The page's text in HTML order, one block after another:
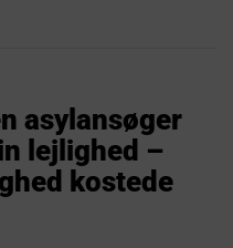
asylansøger
lejlighed –
kostede